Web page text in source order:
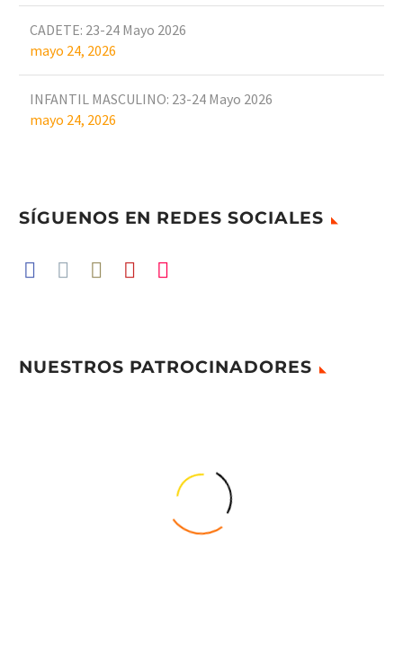
CADETE: 23-24 Mayo 2026
mayo 24, 2026
INFANTIL MASCULINO: 23-24 Mayo 2026
mayo 24, 2026
SÍGUENOS EN REDES SOCIALES
NUESTROS PATROCINADORES